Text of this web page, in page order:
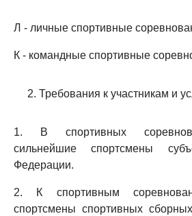
Л - личные спортивные
К - командные спортивные
2. Требования к участникам и
1. В спортивных
сильнейшие спортсмены
Федерации.
2. К спортивным
спортсмены спортивных